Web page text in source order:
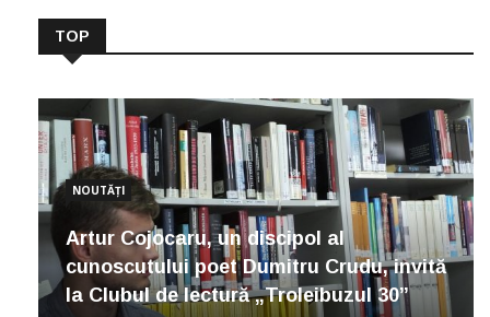
TOP
NOUTĂȚI
Artur Cojocaru, un discipol al
cunoscutului poet Dumitru Crudu, invită
la Clubul de lectură „Troleibuzul 30”